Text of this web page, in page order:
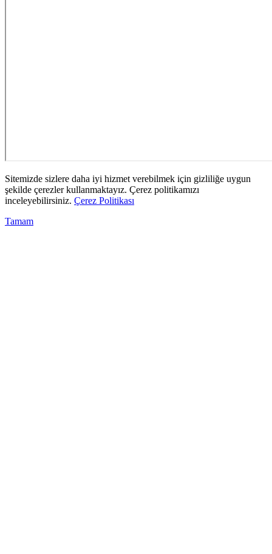
Sitemizde sizlere daha iyi hizmet verebilmek için gizliliğe uygun
şekilde çerezler kullanmaktayız. Çerez politikamızı
inceleyebilirsiniz. Çerez Politikası
Tamam